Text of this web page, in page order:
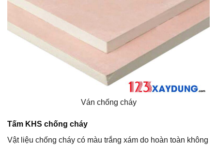
Ván chống cháy
Tấm KHS chống cháy
Vật liệu chống cháy có màu trắng xám do hoàn toàn không